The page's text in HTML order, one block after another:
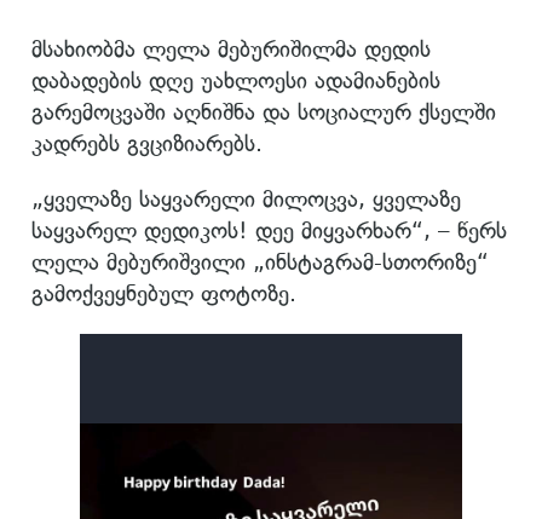
მსახიობმა ლელა მებურიშილმა დედის
დაბადების დღე უახლოესი ადამიანების
გარემოცვაში აღნიშნა და სოციალურ ქსელში
კადრებს გვციზიარებს.
„ყველაზე საყვარელი მილოცვა, ყველაზე
საყვარელ დედიკოს! დეე მიყვარხარ“, – წერს
ლელა მებურიშვილი „ინსტაგრამ-სთორიზე“
გამოქვეყნებულ ფოტოზე.